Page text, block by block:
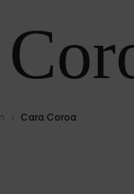
Cara Coroa